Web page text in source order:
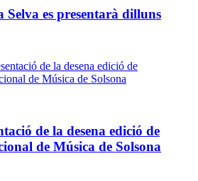
es presentarà dilluns
de la desena edició de
de Música de Solsona